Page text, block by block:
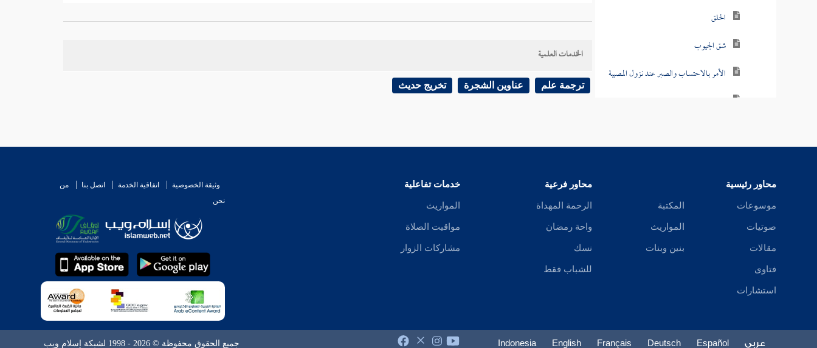
الحلق
شق الجيوب
الأمر بالاحتساب والصبر عند نزول المصيبة
الخدمات العلمية
ترجمة علم عناوين الشجرة تخريج حديث
محاور رئيسية
موسوعات
صوتيات
مقالات
فتاوى
استشارات
المكتبة
المواريث
بنين وبنات
محاور فرعية
الرحمة المهداة
واحة رمضان
نسك
للشباب فقط
خدمات تفاعلية
المواريث
مواقيت الصلاة
مشاركات الزوار
وثيقة الخصوصية اتفاقية الخدمة اتصل بنا
من
نحن
عربي Español
Deutsch
Français
English
Indonesia جميع الحقوق محفوظة © 2026 - 1998 لشبكة إسلام ويب